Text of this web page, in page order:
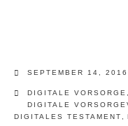
SEPTEMBER 14, 2016
DIGITALE VORSORGE
DIGITALE
DIGITALES TESTAMENT